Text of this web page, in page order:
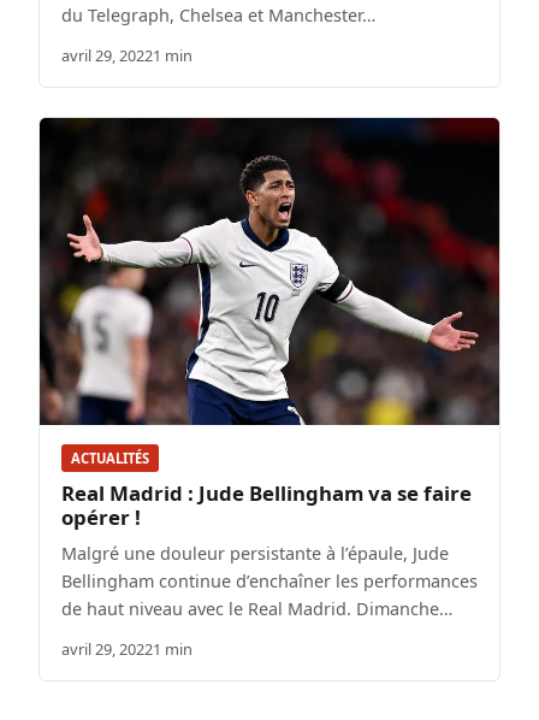
du Telegraph, Chelsea et Manchester…
avril 29, 20221 min
ACTUALITÉS
Real Madrid : Jude Bellingham va se faire
opérer !
Malgré une douleur persistante à l’épaule, Jude
Bellingham continue d’enchaîner les performances
de haut niveau avec le Real Madrid. Dimanche…
avril 29, 20221 min